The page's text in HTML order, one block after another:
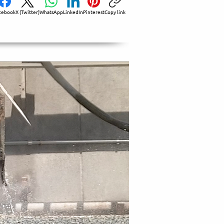
X (Twitter)WhatsAppLinkedInPinterestCopy link